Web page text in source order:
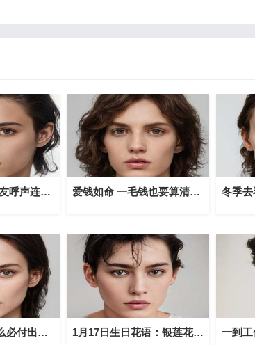
吻技精湛 让男朋友呼声连连的星座女 爱钱如命 一毛钱也要算清的星座
十二星座为了什么必付出代价？ 1月17日生日花语：银莲花，1月17日是什么星座？